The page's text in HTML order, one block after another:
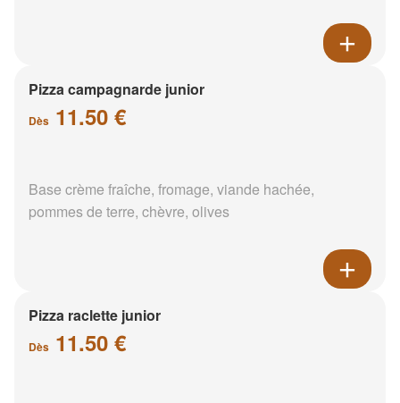
Pizza campagnarde junior
Dès 11.50 €
Base crème fraîche, fromage, viande hachée,
pommes de terre, chèvre, olives
Pizza raclette junior
Dès 11.50 €